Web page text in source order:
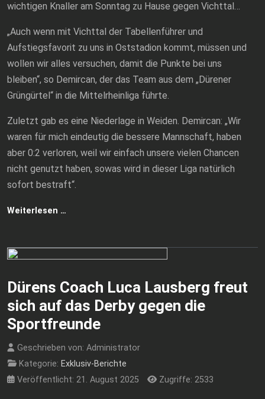
wichtigen Knaller am Sonntag zu Hause gegen Vichttal…
„Auch wenn mit Vichttal der Tabellenführer und
Aufstiegsfavorit zu uns in Oststadion kommt, müssen und
wollen wir alles versuchen, damit die Punkte bei uns
bleiben“, so Demircan, der das Team aus dem „Dürener
Grüngürtel“ in die Mittelrheinliga führte.
Zuletzt gab es eine Niederlage in Weiden. Demircan: „Wir
waren für mich eindeutig die bessere Mannschaft, haben
aber 0:2 verloren, weil wir einfach unsere vielen Chancen
nicht genutzt haben, sowas wird in dieser Liga natürlich
sofort bestraft“.
Weiterlesen …
Dürens Coach Luca Lausberg freut
sich auf das Derby gegen die
Sportfreunde
Geschrieben von: Administrator
Kategorie: Exklusiv-Berichte
Veröffentlicht: 21. August 2025
Zugriffe: 2533